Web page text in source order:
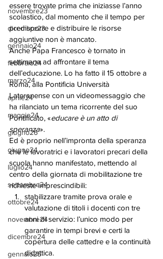
novembre23
dicembre23
gennaio24
febbraio24
marzo24
aprile24
maggio24
giugno26
giugno24
luglio24
settembre24
ottobre24
novembre24
dicembre24
gennaio25
essere trovate prima che iniziasse l’anno
scolastico, dal momento che il tempo per
predisporre e distribuire le risorse
aggiuntive non è mancato.
Anche Papa Francesco è tornato in
settimana ad affrontare il tema
dell’educazione. Lo ha fatto il 15 ottobre a
Roma, alla Pontificia Università
Lateranense con un videomessaggio che
ha rilanciato un tema ricorrente del suo
Pontificato, «educare è un atto di
speranza».
Ed è proprio nell’impronta della speranza
che le lavoratrici e i lavoratori precari della
scuola hanno manifestato, mettendo al
centro della giornata di mobilitazione tre
richieste imprescindibili:
stabilizzare tramite prova orale e
valutazione di titoli i docenti con tre
anni di servizio: l’unico modo per
garantire in tempi brevi e certi la
copertura delle cattedre e la continuità
didattica.